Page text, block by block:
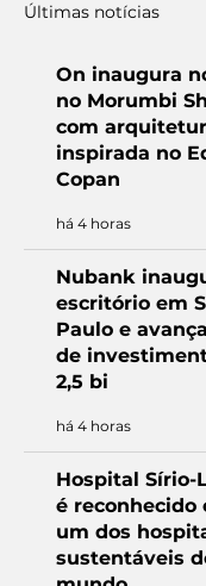
Últimas notícias
On inaugura
no Morumbi
com
inspirada no
Copan
há 4 horas
Nubank
escritório em
Paulo e
de
2,5 bi
há 4 horas
Hospital Sírio-
é reconhecido
um dos
sustentáveis